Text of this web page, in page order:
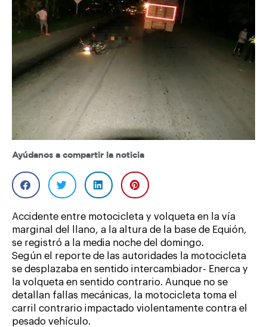
Ayúdanos a compartir la noticia
Accidente entre motocicleta y volqueta en la vía
marginal del llano, a la altura de la base de Equión,
se registró a la media noche del domingo.
Según el reporte de las autoridades la motocicleta
se desplazaba en sentido intercambiador- Enerca y
la volqueta en sentido contrario. Aunque no se
detallan fallas mecánicas, la motocicleta toma el
carril contrario impactado violentamente contra el
pesado vehículo.